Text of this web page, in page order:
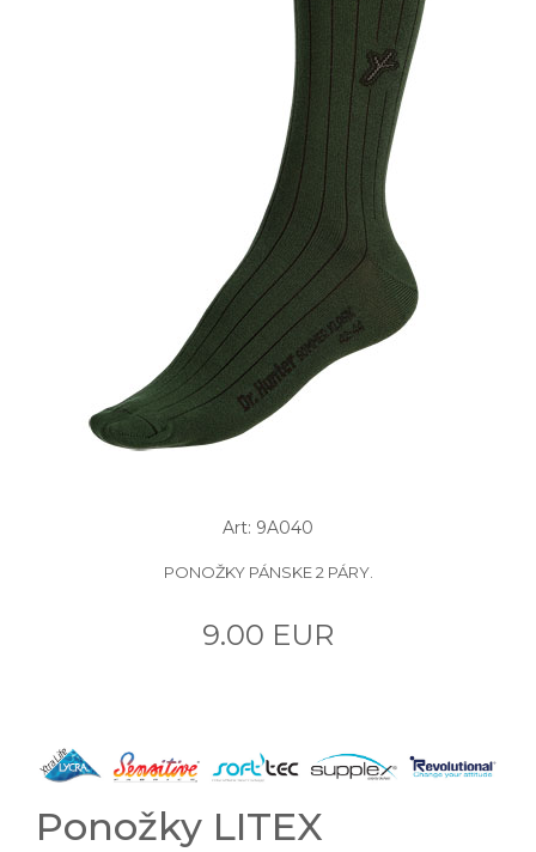
Art: 9A040
PONOŽKY PÁNSKE 2 PÁRY.
9.00 EUR
Ponožky LITEX